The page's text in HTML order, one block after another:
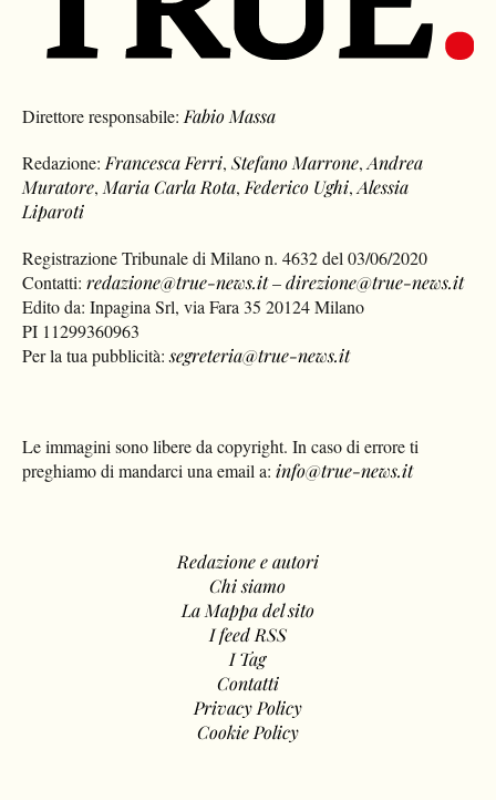
Direttore responsabile: Fabio Massa
Redazione: Francesca Ferri,Stefano Marrone,Andrea
Muratore, Maria Carla Rota, Federico Ughi,Alessia
Liparoti
Registrazione Tribunale di Milano n. 4632 del 03/06/2020
Contatti:redazione@true-news.it–direzione@true-news.it
Edito da: Inpagina Srl, via Fara 35 20124 Milano
PI 11299360963
Per la tua pubblicità:segreteria@true-news.it
Le immagini sono libere da copyright. In caso di errore ti
preghiamo di mandarci una email a: info@true-news.it
Redazione e autori
Chi siamo
La Mappa del sito
I feed RSS
I Tag
Contatti
Privacy Policy
Cookie Policy